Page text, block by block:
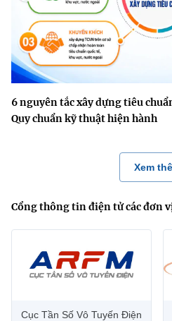
6 nguyên tắc xây dựng tiêu
Quy chuẩn kỹ thuật hiện hành
Xem
Cổng thông tin điện tử các đơn
Cục Tần Số Vô Tuyến Điện